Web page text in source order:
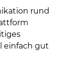
rund
einfach gut